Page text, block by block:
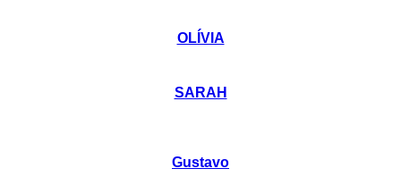
OLÍVIA
SARAH
Gustavo